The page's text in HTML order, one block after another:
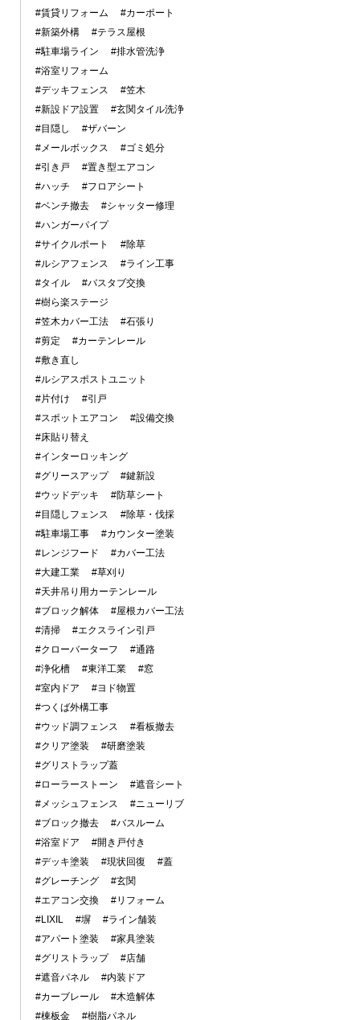
#賃貸リフォーム
#カーポート
#新築外構
#テラス屋根
#駐車場ライン
#排水管洗浄
#浴室リフォーム
#デッキフェンス
#笠木
#新設ドア設置
#玄関タイル洗浄
#目隠し
#ザバーン
#メールボックス
#ゴミ処分
#引き戸
#置き型エアコン
#ハッチ
#フロアシート
#ベンチ撤去
#シャッター修理
#ハンガーパイプ
#サイクルポート
#除草
#ルシアフェンス
#ライン工事
#タイル
#バスタブ交換
#樹ら楽ステージ
#笠木カバー工法
#石張り
#剪定
#カーテンレール
#敷き直し
#ルシアスポストユニット
#片付け
#引戸
#スポットエアコン
#設備交換
#床貼り替え
#インターロッキング
#グリースアップ
#鍵新設
#ウッドデッキ
#防草シート
#目隠しフェンス
#除草・伐採
#駐車場工事
#カウンター塗装
#レンジフード
#カバー工法
#大建工業
#草刈り
#天井吊り用カーテンレール
#ブロック解体
#屋根カバー工法
#清掃
#エクスライン引戸
#クローバーターフ
#通路
#浄化槽
#東洋工業
#窓
#室内ドア
#ヨド物置
#つくば外構工事
#ウッド調フェンス
#看板撤去
#クリア塗装
#研磨塗装
#グリストラップ蓋
#ローラーストーン
#遮音シート
#メッシュフェンス
#ニューリブ
#ブロック撤去
#バスルーム
#浴室ドア
#開き戸付き
#デッキ塗装
#現状回復
#蓋
#グレーチング
#玄関
#エアコン交換
#リフォーム
#LIXIL
#塀
#ライン舗装
#アパート塗装
#家具塗装
#グリストラップ
#店舗
#遮音パネル
#内装ドア
#カーブレール
#木造解体
#棟板金
#樹脂パネル